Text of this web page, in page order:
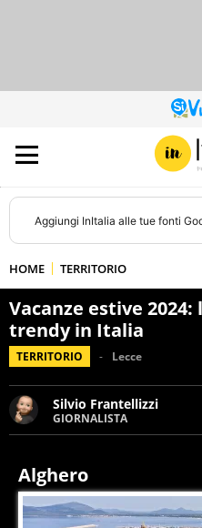
Aggiungi InItalia alle tue fonti
HOME TERRITORIO
Vacanze estive
trendy in Italia
TERRITORIO Lecce
Silvio Frantellizzi
GIORNALISTA
Giornalista pubblicista.
cronaca, motori,
Alghero